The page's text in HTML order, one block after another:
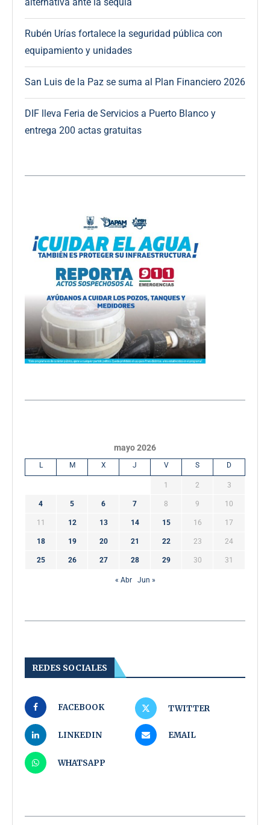
Rubén Urías fortalece la seguridad pública con
equipamiento y unidades
San Luis de la Paz se suma al Plan Financiero 2026
DIF lleva Feria de Servicios a Puerto Blanco y
entrega 200 actas gratuitas
mayo 2026
L M X J V S D
1 2 3
4 5 6 7 8 9 10
11 12 13 14 15 16 17
18 19 20 21 22 23 24
25 26 27 28 29 30 31
« Abr Jun »
REDES SOCIALES
FACEBOOK TWITTER
LINKEDIN EMAIL
WHATSAPP